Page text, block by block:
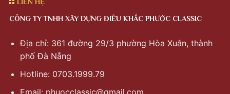
CÔNG TY TNHH XÂY DỰNG ĐIÊU KHẮC PHƯỚC CLASSIC
Địa chỉ: 361 đường 29/3 phường Hòa Xuân, thành
phố Đà Nẵng
Hotline: 0703.1999.79
Email: phuocclassic@gmail.com